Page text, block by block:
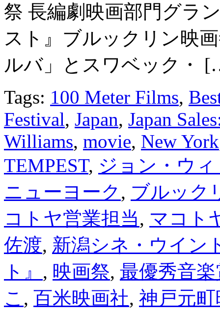
祭 長編劇映画部門グラ
スト』ブルックリン映
ルバ」とスワベック・
Tags: 100 Meter Films,
Festival, Japan, Japan
Williams, movie, New York
TEMPEST, ジョン・ウ
ニューヨーク , ブルック
コトヤ営業担当, マコト
佐渡, 新潟シネ・ウイン
ト』 , 映画祭, 最優秀音楽
こ , 百米映画社, 神戸元